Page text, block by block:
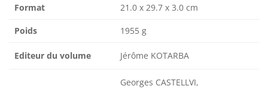
Format 21.0 x 29.7 x 3.0 cm
Poids 1955 g
Editeur du volume Jérôme KOTARBA
Georges CASTELLVI,